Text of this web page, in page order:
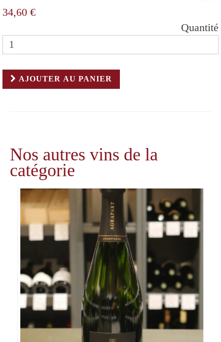
34,60 €
Quantité
AJOUTER AU PANIER
Nos autres vins de la
catégorie